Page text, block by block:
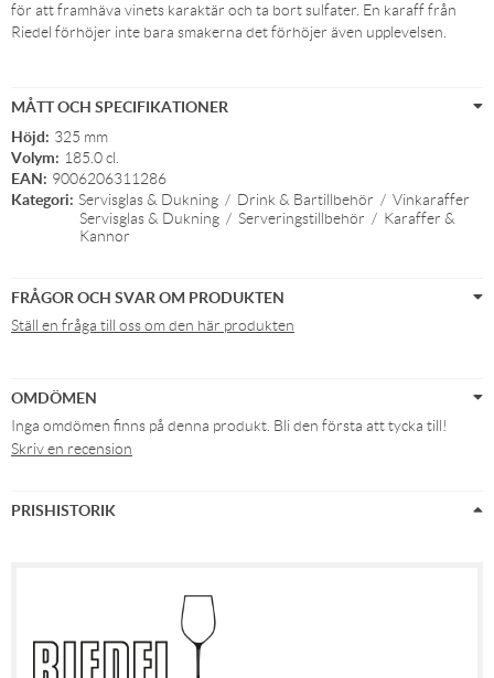
för att framhäva vinets karaktär och ta bort sulfater. En karaff från
Riedel förhöjer inte bara smakerna det förhöjer även upplevelsen.
MÅTT OCH SPECIFIKATIONER
Höjd: 325 mm
Volym: 185.0 cl.
EAN: 9006206311286
Kategori: Servisglas & Dukning / Drink & Bartillbehör / Vinkaraffer
Servisglas & Dukning / Serveringstillbehör / Karaffer &
Kannor
FRÅGOR OCH SVAR OM PRODUKTEN
Ställ en fråga till oss om den här produkten
OMDÖMEN
Inga omdömen finns på denna produkt. Bli den första att tycka till!
Skriv en recension
PRISHISTORIK